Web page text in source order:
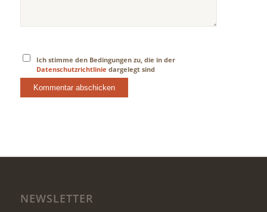
Ich stimme den Bedingungen zu, die in der
Datenschutzrichtlinie dargelegt sind
NEWSLETTER